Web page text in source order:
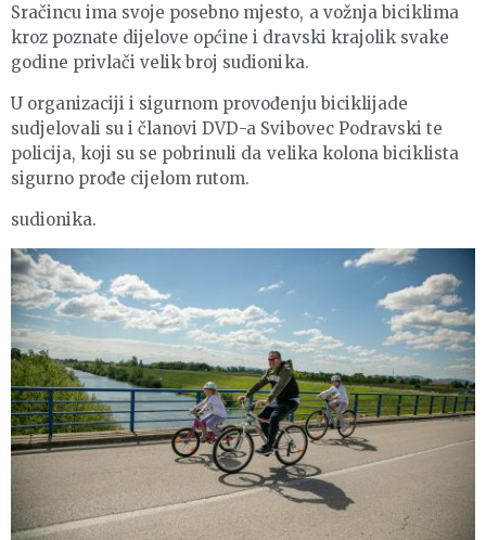
Sračincu ima svoje posebno mjesto, a vožnja biciklima
kroz poznate dijelove općine i dravski krajolik svake
godine privlači velik broj sudionika.
U organizaciji i sigurnom provođenju biciklijade
sudjelovali su i članovi DVD-a Svibovec Podravski te
policija, koji su se pobrinuli da velika kolona biciklista
sigurno prođe cijelom rutom.
sudionika.